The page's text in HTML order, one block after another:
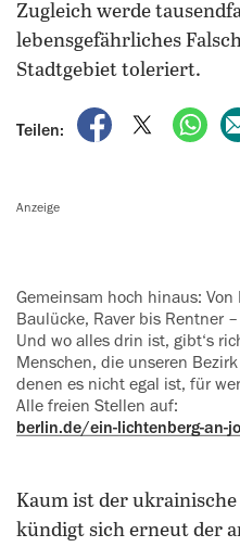
Zugleich werde
lebensgefährliches
Stadtgebiet toleriert.
Teilen:
auf Facebook
auf X
Anzeige
Gemeinsam hoch hinaus: Von Platte bis Schloss, Bucht bis
Baulücke, Raver bis Rentner
Und wo alles drin ist, gibt‘s
Menschen, die unseren
denen es nicht egal ist, für
Alle freien Stellen auf:
berlin.de/ein-lichtenberg-an-
Kaum ist der
kündigt sich erneut der